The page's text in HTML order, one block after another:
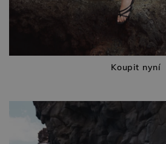
Koupit nyní